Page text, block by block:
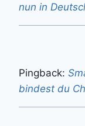
nun in
Pingback:
bindest du